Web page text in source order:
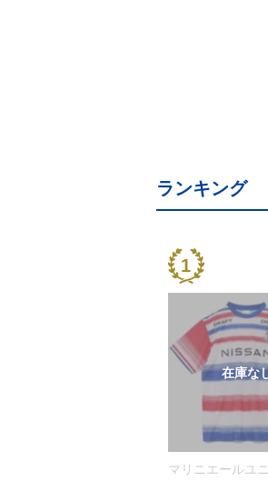
ランキング
マリニエールユニ